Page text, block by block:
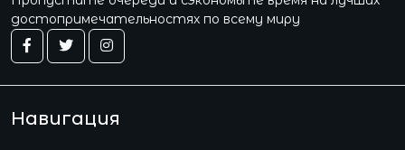
достопримечательностях по всему миру
Навигация